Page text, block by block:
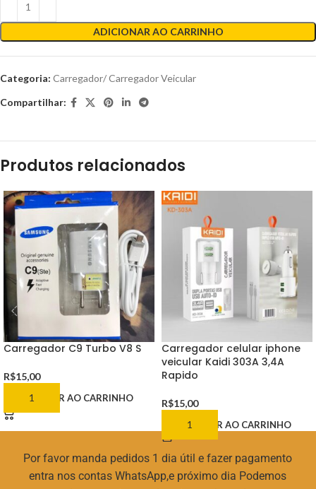
ADICIONAR AO CARRINHO
Categoria: Carregador/ Carregador Veicular
Compartilhar:
Produtos relacionados
Carregador C9 Turbo V8 S
R$15,00
ADICIONAR AO CARRINHO
Carregador celular iphone
veicular Kaidi 303A 3,4A
Rapido
R$15,00
ADICIONAR AO CARRINHO
Por favor manda pedidos 1 dia útil e fazer pagamento
entra nos contas WhatsApp,e próximo dia Podemos